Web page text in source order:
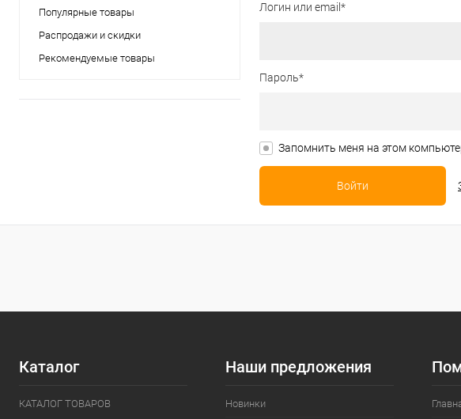
Популярные товары
Распродажи и скидки
Рекомендуемые товары
Логин или email*
Пароль*
Запомнить меня на этом
Каталог
КАТАЛОГ ТОВАРОВ
Наши предложения
Новинки